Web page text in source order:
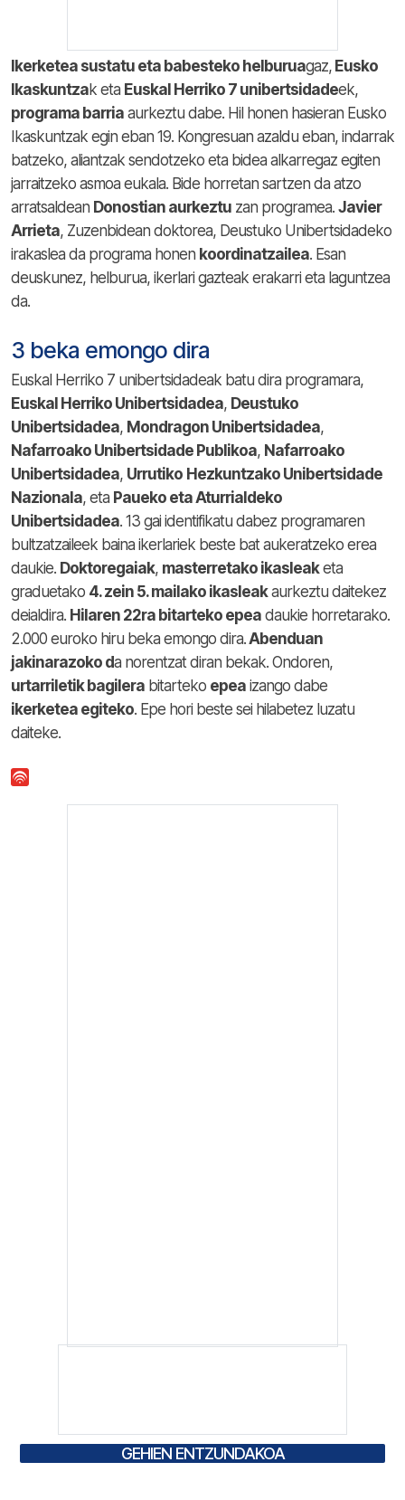
Ikerketea sustatu eta babesteko helburuagaz, Eusko
Ikaskuntzak eta Euskal Herriko 7 unibertsidadeek,
programa barria aurkeztu dabe. Hil honen hasieran Eusko
Ikaskuntzak egin eban 19. Kongresuan azaldu eban, indarrak
batzeko, aliantzak sendotzeko eta bidea alkarregaz egiten
jarraitzeko asmoa eukala. Bide horretan sartzen da atzo
arratsaldean Donostian aurkeztu zan programea. Javier
Arrieta, Zuzenbidean doktorea, Deustuko Unibertsidadeko
irakaslea da programa honen koordinatzailea. Esan
deuskunez, helburua, ikerlari gazteak erakarri eta laguntzea
da.
3 beka emongo dira
Euskal Herriko 7 unibertsidadeak batu dira programara,
Euskal Herriko Unibertsidadea, Deustuko
Unibertsidadea, Mondragon Unibertsidadea,
Nafarroako Unibertsidade Publikoa, Nafarroako
Unibertsidadea, Urrutiko Hezkuntzako Unibertsidade
Nazionala, eta Paueko eta Aturrialdeko
Unibertsidadea. 13 gai identifikatu dabez programaren
bultzatzaileek baina ikerlariek beste bat aukeratzeko erea
daukie. Doktoregaiak, masterretako ikasleaketa
graduetako 4. zein 5. mailako ikasleakaurkeztu daitekez
deialdira. Hilaren 22ra bitarteko epea daukie horretarako.
2.000 euroko hiru beka emongo dira.Abenduan
jakinarazoko da norentzat diran bekak. Ondoren,
urtarriletik bagilera bitarteko epea izango dabe
ikerketea egiteko. Epe hori beste sei hilabetez luzatu
daiteke.
GEHIEN ENTZUNDAKOA